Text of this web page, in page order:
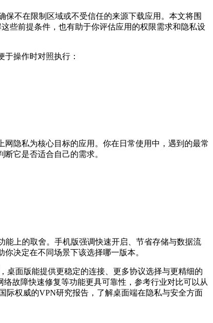
保不在限制区域或不受信任的来源下载应用。本文将围
些前提条件，也有助于你评估应用的权限需求和隐私设
操作时对照执行：
隐私为核心目标的应用。你在日常使用中，遇到的最常
它是否适合自己的需求。
上的取舍。手机版强调快速开启、节省存储与数据流
决定在不同场景下该选择哪一版本。
桌面版能提供更稳定的连接、更多协议选择与更精细的
故障快速修复等功能更具可靠性，参考行业对比可以从
际权威的VPN研究报告，了解桌面端在隐私与安全方面